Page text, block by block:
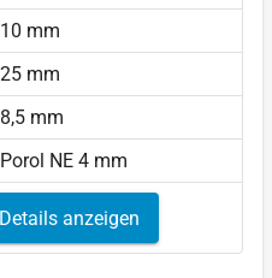
10 mm
25 mm
8,5 mm
Porol NE 4 mm
anzeigen